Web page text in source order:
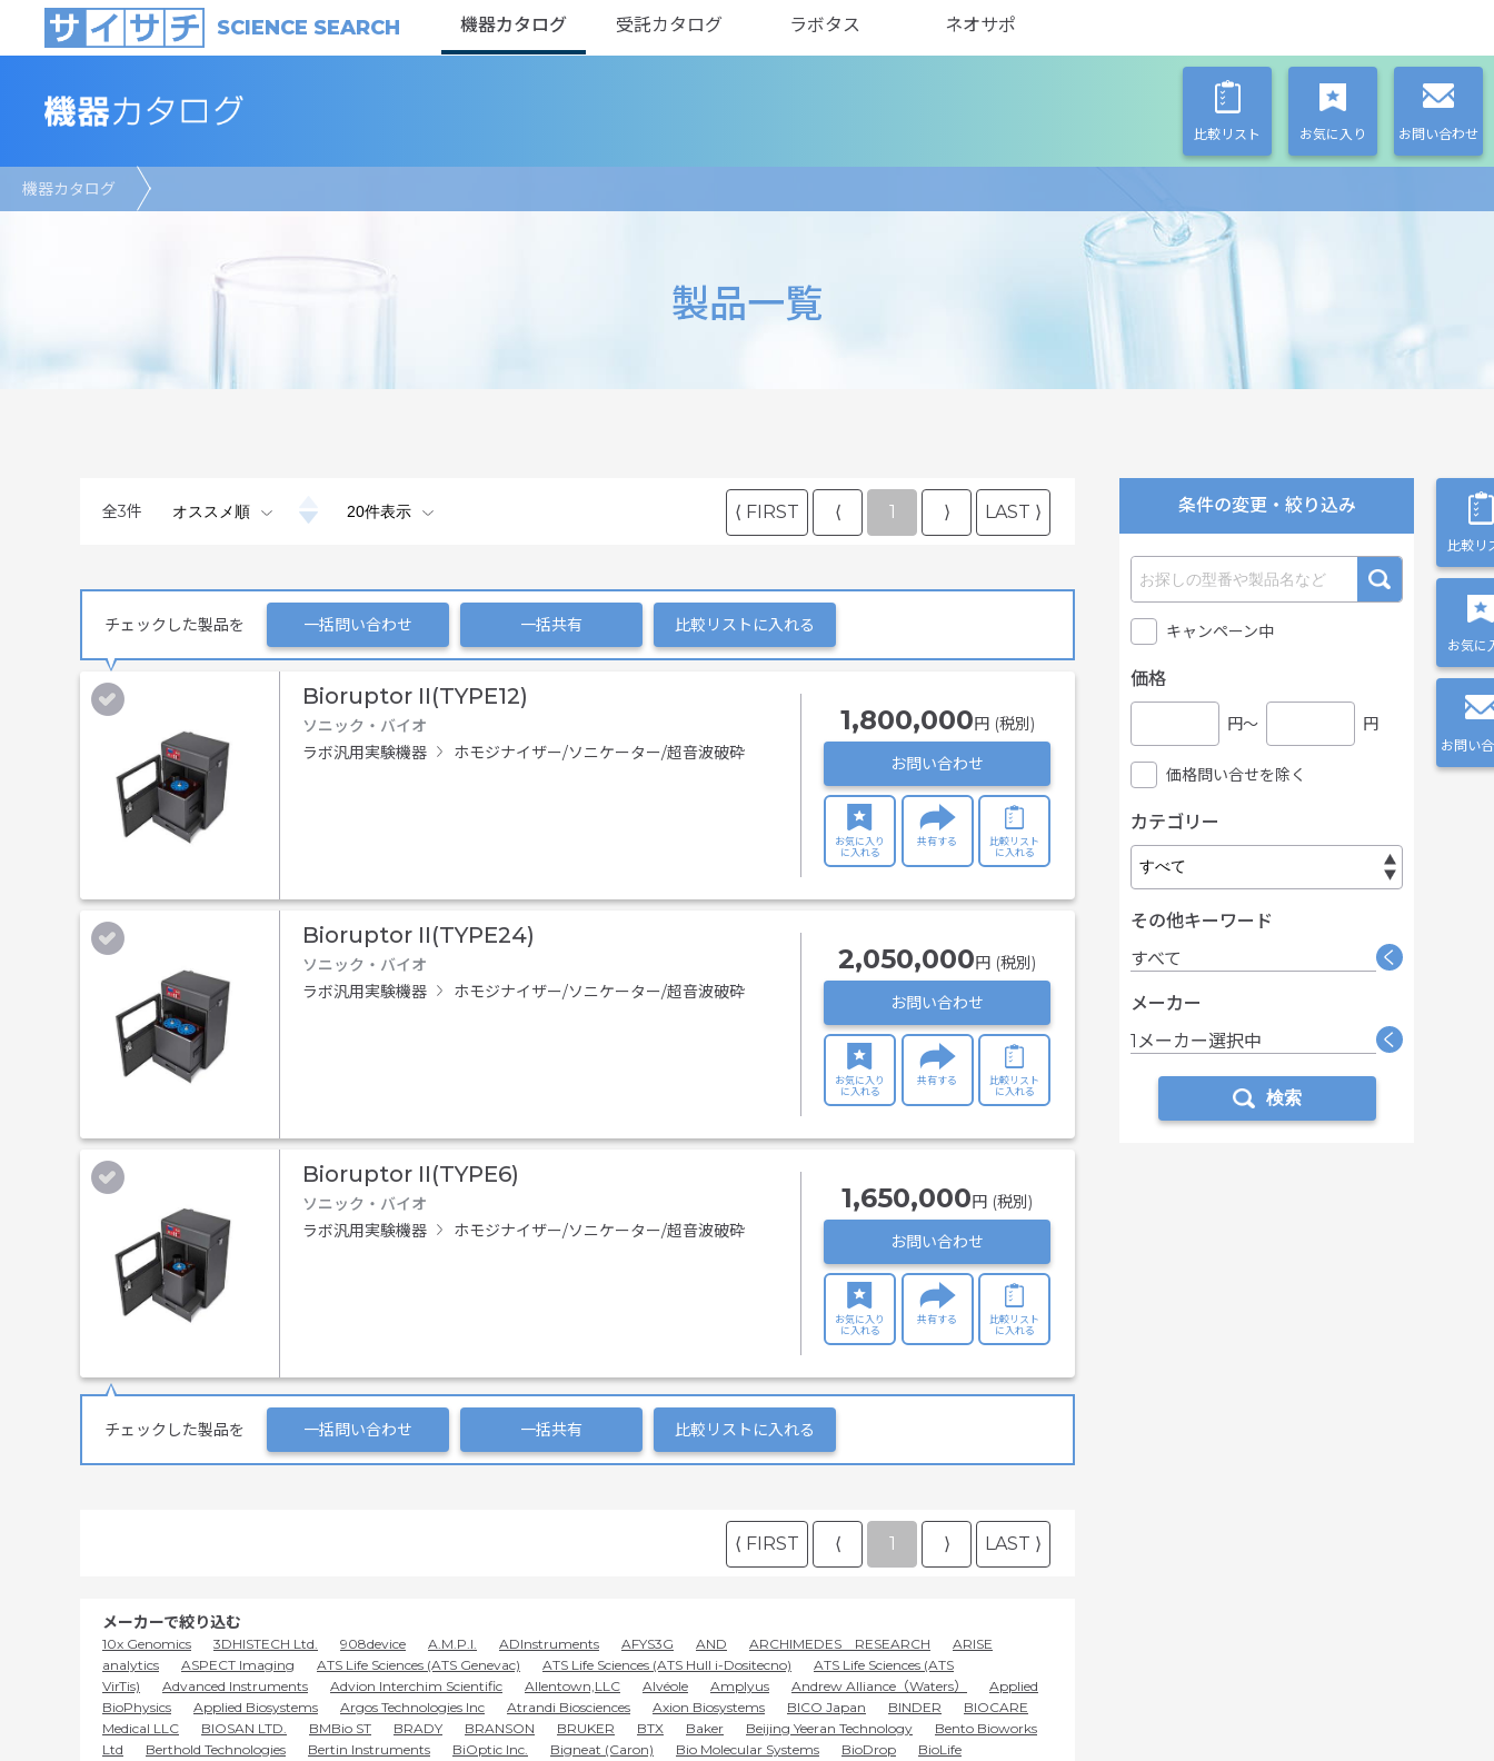
SCIENCE SEARCH 機器カタログ 受託カタログ ラボタス ネオサポ
比較リスト お気に入り お問い合わせ
機器カタログ
製品一覧
全3件 ⟨ FIRST ⟨ 1 ⟩ LAST ⟩
チェックした製品を 一括問い合わせ 一括共有 比較リストに入れる
Bioruptor II(TYPE12)
ソニック・バイオ
ラボ汎用実験機器
ホモジナイザー/ソニケーター/超音波破砕
1,800,000円 (税別)
お問い合わせ
お気に入り
に入れる
共有する
比較リスト
に入れる
Bioruptor II(TYPE24)
ソニック・バイオ
ラボ汎用実験機器
ホモジナイザー/ソニケーター/超音波破砕
2,050,000円 (税別)
お問い合わせ
お気に入り
に入れる
共有する
比較リスト
に入れる
Bioruptor II(TYPE6)
ソニック・バイオ
ラボ汎用実験機器
ホモジナイザー/ソニケーター/超音波破砕
1,650,000円 (税別)
お問い合わせ
お気に入り
に入れる
共有する
比較リスト
に入れる
チェックした製品を 一括問い合わせ 一括共有 比較リストに入れる
⟨ FIRST ⟨ 1 ⟩ LAST ⟩
比較リ
お気に
お問い
条件の変更・絞り込み
キャンペーン中
価格
円〜 円
価格問い合せを除く
カテゴリー
その他キーワード
すべて
く
メーカー
1メーカー選択中
く
検索
メーカーで絞り込む
10x Genomics 3DHISTECH Ltd. 908device A.M.P.I. ADInstruments AFYS3G AND ARCHIMEDES RESEARCH
ARISE
analytics
ASPECT Imaging ATS Life Sciences (ATS Genevac) ATS Life Sciences (ATS Hull i-Dositecno)
ATS Life Sciences (ATS
VirTis)
Advanced Instruments Advion Interchim Scientific Allentown,LLC Alvéole Amplyus Andrew Alliance（Waters）
Applied
BioPhysics
Applied Biosystems Argos Technologies Inc Atrandi Biosciences Axion Biosystems BICO Japan BINDER
BIOCARE
Medical LLC
BIOSAN LTD. BMBio ST BRADY BRANSON BRUKER BTX Baker Beijing Yeeran Technology
Bento Bioworks
Ltd
Berthold Technologies Bertin Instruments BiOptic Inc. Bigneat (Caron) Bio Molecular Systems BioDrop
BioLife